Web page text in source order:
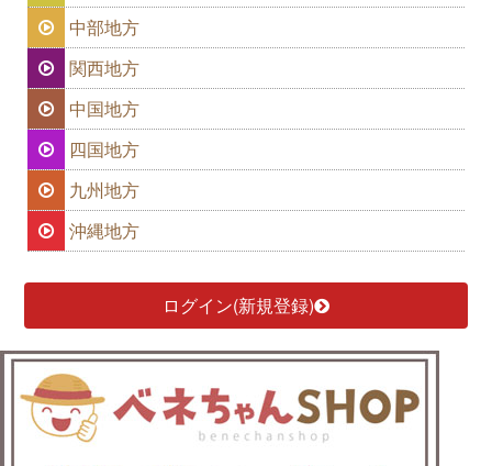
中部地方
関西地方
中国地方
四国地方
九州地方
沖縄地方
ログイン(新規登録)